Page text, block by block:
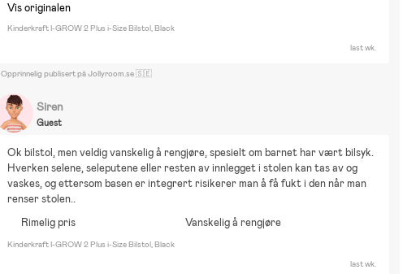
Vis originalen
Kinderkraft I-GROW 2 Plus i-Size Bilstol, Black
last wk.
Opprinnelig publisert på Jollyroom.se 🇸🇪
Siren
Guest
Ok bilstol, men veldig vanskelig å rengjøre, spesielt om barnet har vært bilsyk.
Hverken selene, seleputene eller resten av innlegget i stolen kan tas av og
vaskes, og ettersom basen er integrert risikerer man å få fukt i den når man
renser stolen..
Rimelig pris
Vanskelig å rengjøre
Kinderkraft I-GROW 2 Plus i-Size Bilstol, Black
last wk.